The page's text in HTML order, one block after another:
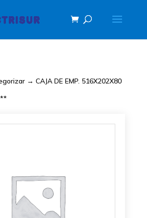
→ CAJA DE EMP. 516X202X80